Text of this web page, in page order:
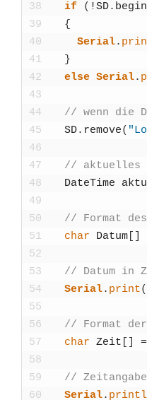
38
39
40
41
42
43
44
45
46
47
48
49
50
51
52
53
54
55
56
57
58
59
60
if
( !SD. begin
{
Seri­al.
}
else Seri­al.
// wenn die
SD. remo­ve(
// aktu­el­les
Date­Time
// For­mat des
char
Datum
// Datum in
Seri­al. print(
// For­mat
char Zeit =
//
Seri­al.